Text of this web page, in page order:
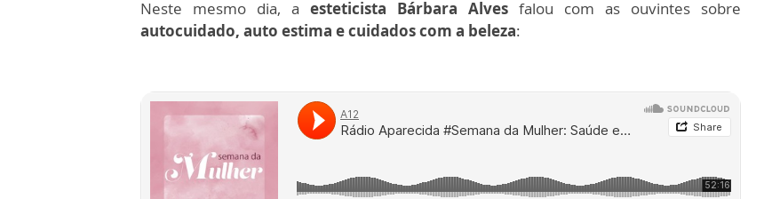
Neste mesmo dia, a esteticista Bárbara Alves falou com as ouvintes sobre
autocuidado, auto estima e cuidados com a beleza: